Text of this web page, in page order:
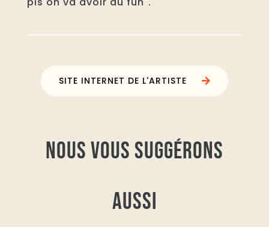
SITE INTERNET DE L'ARTISTE
NOUS VOUS SUGGÉRONS
AUSSI